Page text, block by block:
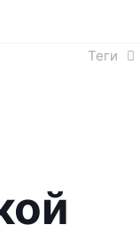
Теги